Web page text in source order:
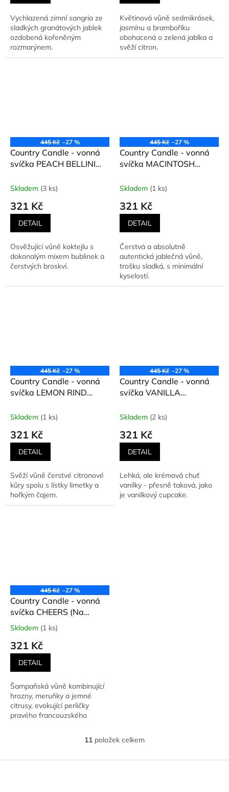
Vychlazená zimní sangria ze
sladkých granátových jablek
ozdobená kořeněným
rozmarýnem.
Květinová vůně sedmikrásek,
jasmínu a bramboříku
obohacená o zelená jablka a
svěží citron.
445 Kč –27 %
Country Candle - vonná
svíčka PEACH BELLINI
Skladem (3 ks)
321 Kč
DETAIL
Osvěžující vůně koktejlu s
dokonalým mixem bublinek a
čerstvých broskví.
445 Kč –27 %
Country Candle - vonná
svíčka MACINTOSH
453 g
Skladem (1 ks)
321 Kč
DETAIL
Čerstvá a absolutně
autentická jablečná vůně,
trošku sladká, s minimální
kyselostí.
445 Kč –27 %
Country Candle - vonná
svíčka LEMON RIND
Skladem (1 ks)
321 Kč
DETAIL
Svěží vůně čerstvé citronové
kůry spolu s lístky limetky a
hořkým čajem.
445 Kč –27 %
Country Candle - vonná
svíčka VANILLA
cupcake) 453 g
Skladem (2 ks)
321 Kč
DETAIL
Lehká, ale krémová chuť
vanilky - přesně taková, jako
je vanilkový cupcake.
445 Kč –27 %
Country Candle - vonná
svíčka CHEERS (Na
zdraví) 453 g
Průměrné
produktu
5,0
5
hvězdiček.
Skladem (1 ks)
321 Kč
DETAIL
Šampaňská vůně kombinující
hrozny, meruňky a jemné
citrusy, evokující perličky
pravého francouzského
O
l
11 položek celkem
Z